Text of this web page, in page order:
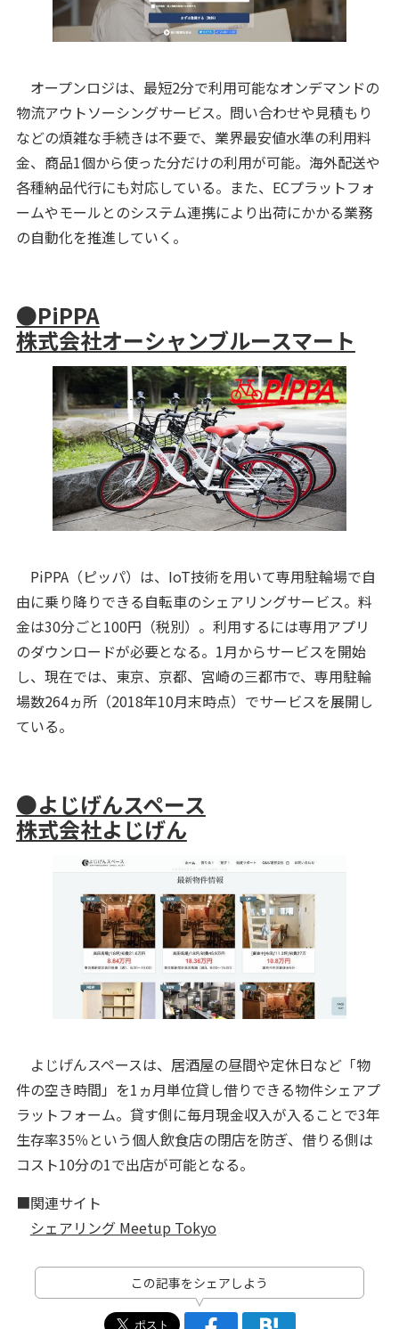
オープンロジは、最短2分で利用可能なオンデマンドの
物流アウトソーシングサービス。問い合わせや見積もり
などの煩雑な手続きは不要で、業界最安値水準の利用料
金、商品1個から使った分だけの利用が可能。海外配送や
各種納品代行にも対応している。また、ECプラットフォ
ームやモールとのシステム連携により出荷にかかる業務
の自動化を推進していく。
●PiPPA
株式会社オーシャンブルースマート
PiPPA（ピッパ）は、IoT技術を用いて専用駐輪場で自
由に乗り降りできる自転車のシェアリングサービス。料
金は30分ごと100円（税別）。利用するには専用アプリ
のダウンロードが必要となる。1月からサービスを開始
し、現在では、東京、京都、宮崎の三都市で、専用駐輪
場数264ヵ所（2018年10月末時点）でサービスを展開し
ている。
●よじげんスペース
株式会社よじげん
よじげんスペースは、居酒屋の昼間や定休日など「物
件の空き時間」を1ヵ月単位貸し借りできる物件シェアプ
ラットフォーム。貸す側に毎月現金収入が入ることで3年
生存率35％という個人飲食店の閉店を防ぎ、借りる側は
コスト10分の1で出店が可能となる。
■関連サイト
シェアリング Meetup Tokyo
この記事をシェアしよう